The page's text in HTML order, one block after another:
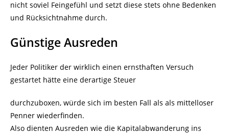
nicht soviel Feingefühl und setzt diese stets ohne Bedenken
und Rücksichtnahme durch.
Günstige Ausreden
Jeder Politiker der wirklich einen ernsthaften Versuch
gestartet hätte eine derartige Steuer
durchzuboxen, würde sich im besten Fall als als mittelloser
Penner wiederfinden.
Also dienten Ausreden wie die Kapitalabwanderung ins